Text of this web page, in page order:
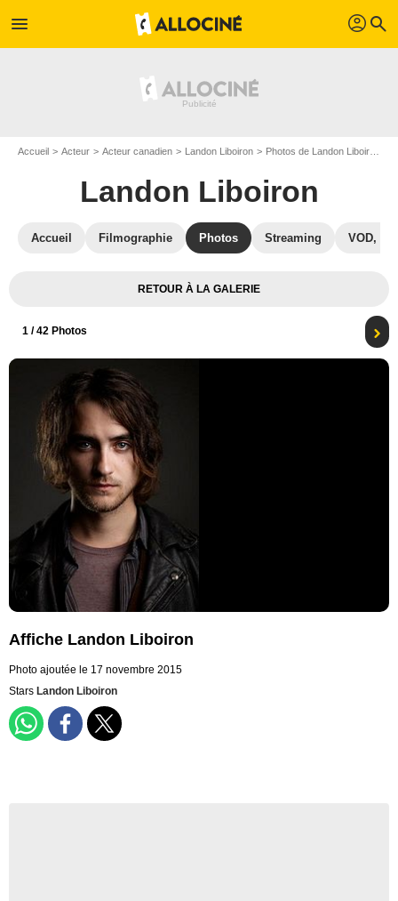
menu profil search
Accueil Acteur Acteur canadien Landon Liboiron Photos de Landon Liboiron
Landon Liboiron
Accueil Filmographie Photos Streaming VOD,
RETOUR À LA GALERIE
1 / 42 Photos
Affiche Landon Liboiron
Photo ajoutée le 17 novembre 2015
Stars Landon Liboiron